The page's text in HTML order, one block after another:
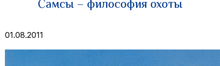
Самсы – философия охоты
01.08.2011